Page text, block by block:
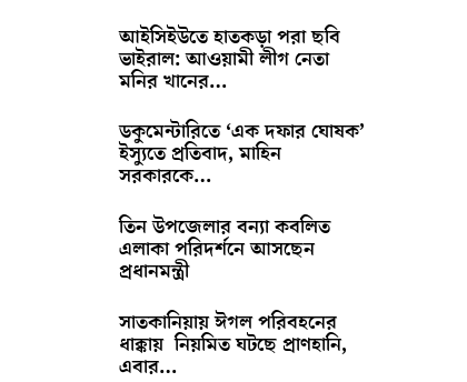
আইসিইউতে হাতকড়া পরা ছবি
ভাইরাল: আওয়ামী লীগ নেতা
মনির খানের…
ডকুমেন্টারিতে ‘এক দফার ঘোষক’
ইস্যুতে প্রতিবাদ, মাহিন
সরকারকে…
তিন উপজেলার বন্যা কবলিত
এলাকা পরিদর্শনে আসছেন
প্রধানমন্ত্রী
সাতকানিয়ায় ঈগল পরিবহনের
ধাক্কায় নিয়মিত ঘটছে প্রাণহানি,
এবার…